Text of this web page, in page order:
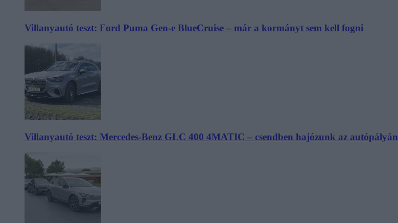
Villanyautó teszt: Ford Puma Gen-e BlueCruise – már a kormányt sem kell fogni
Villanyautó teszt: Mercedes-Benz GLC 400 4MATIC – csendben hajózunk az autópályán